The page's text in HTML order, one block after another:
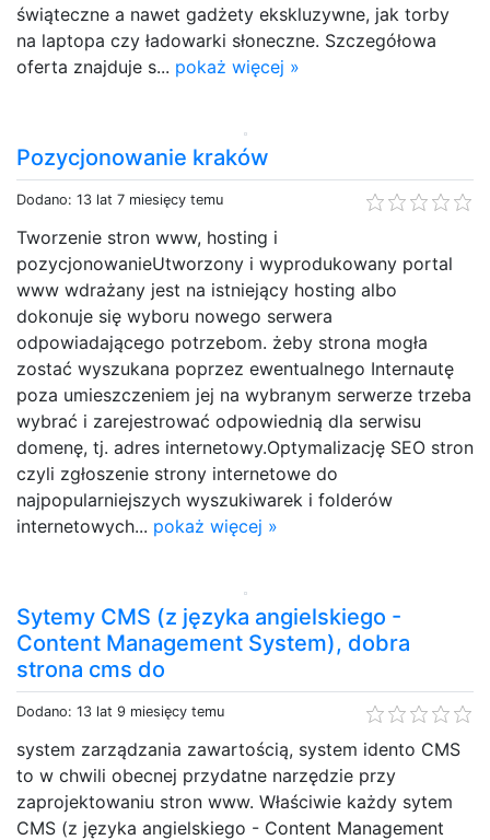
świąteczne a nawet gadżety ekskluzywne, jak torby
na laptopa czy ładowarki słoneczne. Szczegółowa
oferta znajduje s... pokaż więcej »
Pozycjonowanie kraków
Dodano: 13 lat 7 miesięcy temu
Tworzenie stron www, hosting i
pozycjonowanieUtworzony i wyprodukowany portal
www wdrażany jest na istniejący hosting albo
dokonuje się wyboru nowego serwera
odpowiadającego potrzebom. żeby strona mogła
zostać wyszukana poprzez ewentualnego Internautę
poza umieszczeniem jej na wybranym serwerze trzeba
wybrać i zarejestrować odpowiednią dla serwisu
domenę, tj. adres internetowy.Optymalizację SEO stron
czyli zgłoszenie strony internetowe do
najpopularniejszych wyszukiwarek i folderów
internetowych... pokaż więcej »
Sytemy CMS (z języka angielskiego -
Content Management System), dobra
strona cms do
Dodano: 13 lat 9 miesięcy temu
system zarządzania zawartością, system idento CMS
to w chwili obecnej przydatne narzędzie przy
zaprojektowaniu stron www. Właściwie każdy sytem
CMS (z języka angielskiego - Content Management